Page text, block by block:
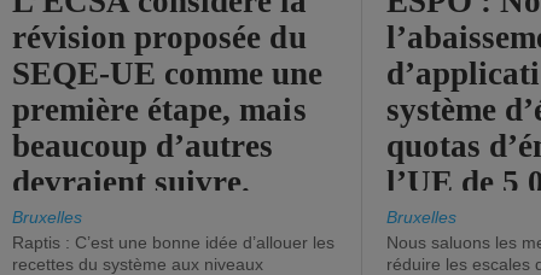
révision proposée du
SEQE-UE comme une
première étape, mais
beaucoup d’autres
devraient suivre.
Bruxelles
Raptis : C’est une bonne idée d’allouer les
recettes du système aux niveaux
système
quotas
l’UE de 5
tonneaux
brute.
Bruxelles
Nous saluons les
réduire les escales